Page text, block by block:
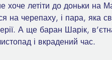
хоче летіти до доньки на
на черепаху, і пара, яка
А ще баран Шарік,
і вкрадений час.